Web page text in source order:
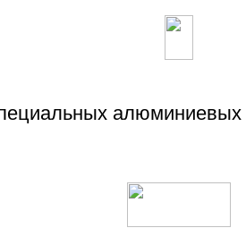
алюминиевых